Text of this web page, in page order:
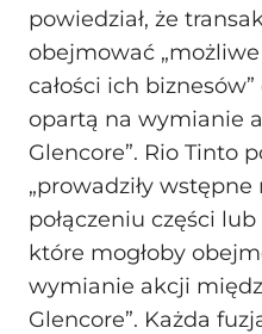
powiedział, że
obejmować
całości ich
opartą na wymianie
Glencore”. Rio Tinto
„prowadziły
połączeniu części
które mogłoby
wymianie akcji
Glencore”. Każda